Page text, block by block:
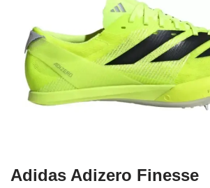
Adidas Adizero Finesse